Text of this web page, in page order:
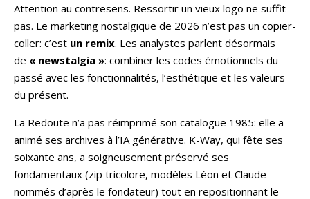
Attention au contresens. Ressortir un vieux logo ne suffit
pas. Le marketing nostalgique de 2026 n’est pas un copier-
coller: c’est un remix. Les analystes parlent désormais
de « newstalgia »: combiner les codes émotionnels du
passé avec les fonctionnalités, l’esthétique et les valeurs
du présent.
La Redoute n’a pas réimprimé son catalogue 1985: elle a
animé ses archives à l’IA générative. K-Way, qui fête ses
soixante ans, a soigneusement préservé ses
fondamentaux (zip tricolore, modèles Léon et Claude
nommés d’après le fondateur) tout en repositionnant le